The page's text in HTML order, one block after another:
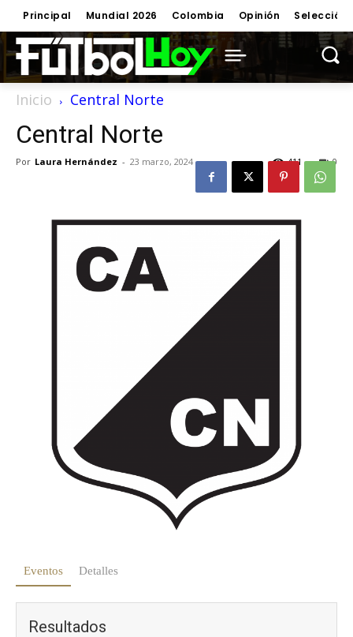
Principal Mundial 2026 Colombia Opinión Selección
Inicio Central Norte
Central Norte
Por Laura Hernández - 23 marzo, 2024 0
411
Eventos Detalles
Resultados